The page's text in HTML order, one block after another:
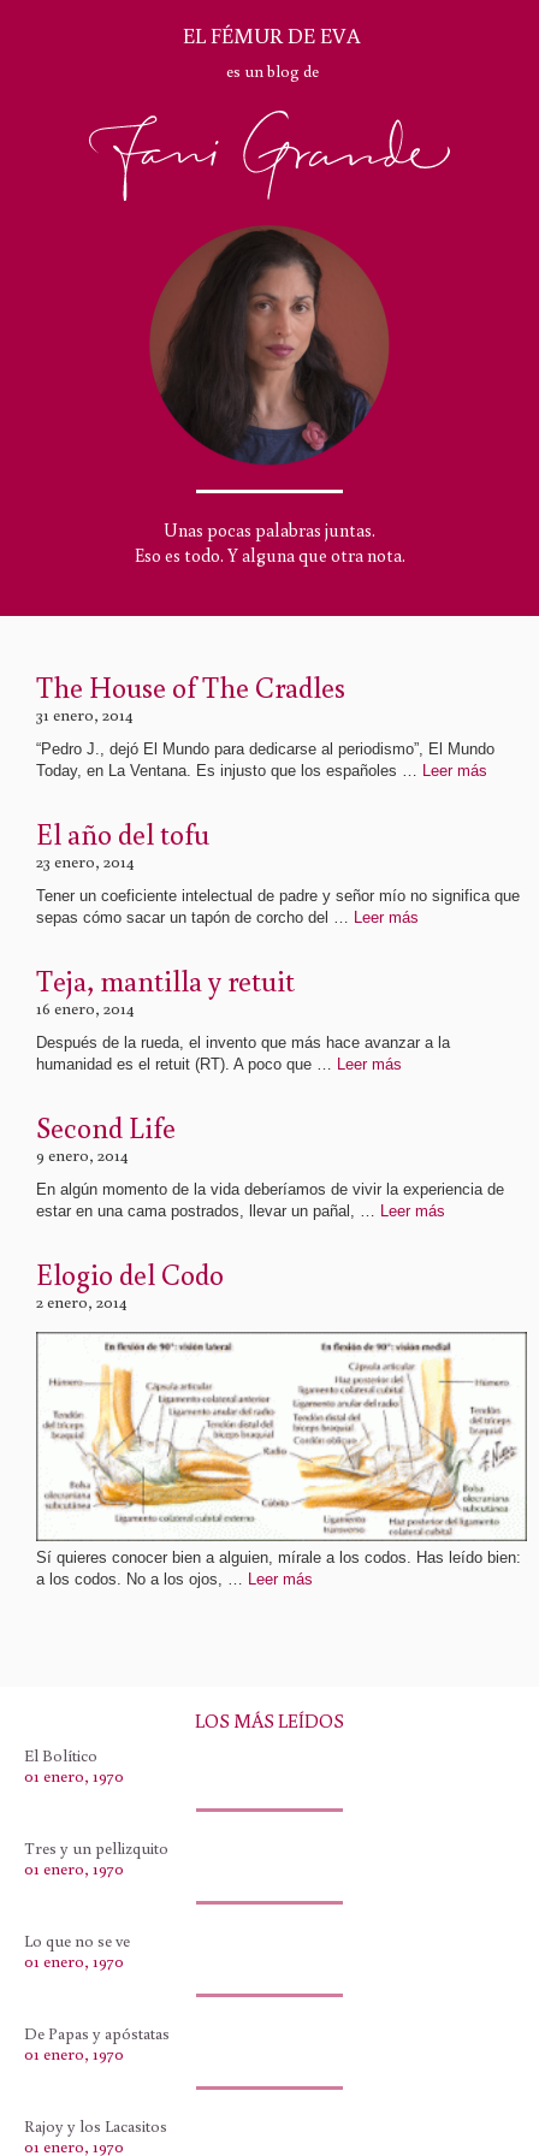
EL FÉMUR DE EVA
es un blog de
Unas pocas palabras juntas.
Eso es todo. Y alguna que otra nota.
The House of The Cradles
31 enero, 2014
“Pedro J., dejó El Mundo para dedicarse al periodismo”, El Mundo
Today, en La Ventana. Es injusto que los españoles … Leer más
El año del tofu
23 enero, 2014
Tener un coeficiente intelectual de padre y señor mío no significa que
sepas cómo sacar un tapón de corcho del … Leer más
Teja, mantilla y retuit
16 enero, 2014
Después de la rueda, el invento que más hace avanzar a la
humanidad es el retuit (RT). A poco que … Leer más
Second Life
9 enero, 2014
En algún momento de la vida deberíamos de vivir la experiencia de
estar en una cama postrados, llevar un pañal, … Leer más
Elogio del Codo
2 enero, 2014
Sí quieres conocer bien a alguien, mírale a los codos. Has leído bien:
a los codos. No a los ojos, … Leer más
LOS MÁS LEÍDOS
El Bolítico
01 enero, 1970
Tres y un pellizquito
01 enero, 1970
Lo que no se ve
01 enero, 1970
De Papas y apóstatas
01 enero, 1970
Rajoy y los Lacasitos
01 enero, 1970